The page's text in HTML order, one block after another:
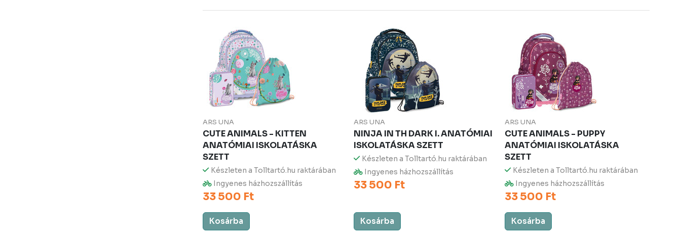
ARS UNA
CUTE ANIMALS - KITTEN
ANATÓMIAI ISKOLATÁSKA
SZETT
Készleten a Tolltartó.hu raktárában
Ingyenes házhozszállítás
33 500 Ft
Kosárba
ARS UNA
NINJA IN TH DARK I. ANATÓMIAI
ISKOLATÁSKA SZETT
Készleten a Tolltartó.hu raktárában
Ingyenes házhozszállítás
33 500 Ft
Kosárba
ARS UNA
CUTE ANIMALS - PUPPY
ANATÓMIAI ISKOLATÁSKA
SZETT
Készleten a Tolltartó.hu raktárában
Ingyenes házhozszállítás
33 500 Ft
Kosárba